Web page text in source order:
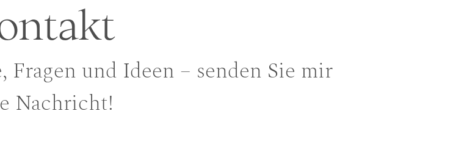
und Ideen – senden Sie mir
Nachricht!